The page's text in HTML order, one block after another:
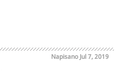
Napisano Jul 7, 2019